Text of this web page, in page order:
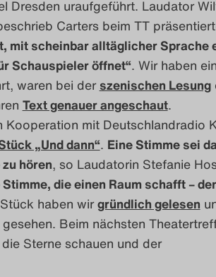
Dresden uraufgeführt. Laudator
Carters beim TT
mit scheinbar alltäglicher Sprache
Schauspieler öffnet“. Wir haben
waren bei derszenischen Lesung
Text genauer angeschaut.
mit Deutschlandradio
„Und dann“. Eine Stimme sei
hören, so Laudatorin Stefanie
Stimme, die einen Raum schafft –
haben wirgründlich gelesen
Beim nächsten
Sterne schauen und der